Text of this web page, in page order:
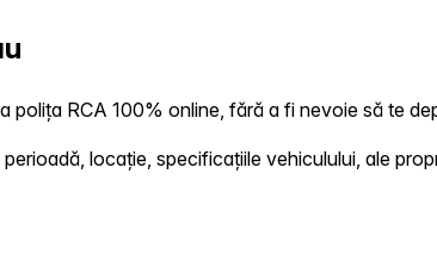
polița RCA 100% online, fără a fi nevoie să te
locație, specificațiile vehiculului, ale